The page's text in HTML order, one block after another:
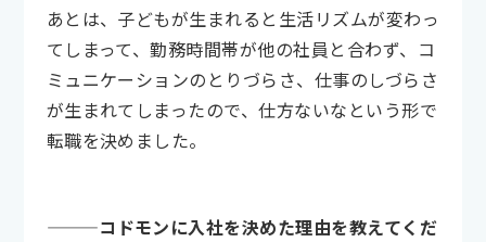
あとは、子どもが生まれると生活リズムが変わっ
てしまって、勤務時間帯が他の社員と合わず、コ
ミュニケーションのとりづらさ、仕事のしづらさ
が生まれてしまったので、仕方ないなという形で
転職を決めました。
———コドモンに入社を決めた理由を教えてくだ